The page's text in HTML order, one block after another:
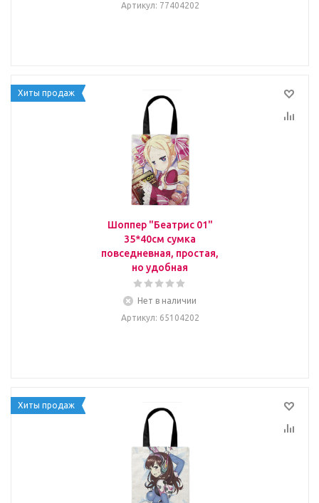
Артикул: 77404202
Хиты продаж
Шоппер "Беатрис 01"
35*40см сумка
повседневная, простая,
но удобная
Нет в наличии
Артикул: 65104202
Хиты продаж